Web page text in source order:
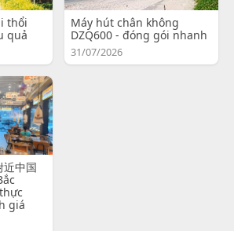
thổi
quả
Máy hút chân không
DZQ600 - đóng gói nhanh
31/07/2026
近中国
giá